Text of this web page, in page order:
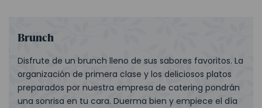
Brunch
Disfrute de un brunch lleno de sus sabores favoritos. La
organización de primera clase y los deliciosos platos
preparados por nuestra empresa de catering pondrán
una sonrisa en tu cara. Duerma bien y empiece el día